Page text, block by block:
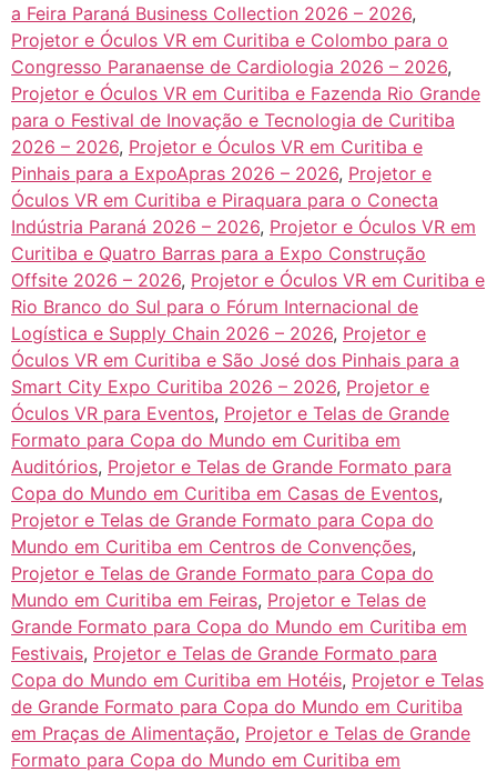
a Feira Paraná Business Collection 2026 – 2026,
Projetor e Óculos VR em Curitiba e Colombo para o
Congresso Paranaense de Cardiologia 2026 – 2026,
Projetor e Óculos VR em Curitiba e Fazenda Rio Grande
para o Festival de Inovação e Tecnologia de Curitiba
2026 – 2026, Projetor e Óculos VR em Curitiba e
Pinhais para a ExpoApras 2026 – 2026, Projetor e
Óculos VR em Curitiba e Piraquara para o Conecta
Indústria Paraná 2026 – 2026, Projetor e Óculos VR em
Curitiba e Quatro Barras para a Expo Construção
Offsite 2026 – 2026, Projetor e Óculos VR em Curitiba e
Rio Branco do Sul para o Fórum Internacional de
Logística e Supply Chain 2026 – 2026, Projetor e
Óculos VR em Curitiba e São José dos Pinhais para a
Smart City Expo Curitiba 2026 – 2026, Projetor e
Óculos VR para Eventos, Projetor e Telas de Grande
Formato para Copa do Mundo em Curitiba em
Auditórios, Projetor e Telas de Grande Formato para
Copa do Mundo em Curitiba em Casas de Eventos,
Projetor e Telas de Grande Formato para Copa do
Mundo em Curitiba em Centros de Convenções,
Projetor e Telas de Grande Formato para Copa do
Mundo em Curitiba em Feiras, Projetor e Telas de
Grande Formato para Copa do Mundo em Curitiba em
Festivais, Projetor e Telas de Grande Formato para
Copa do Mundo em Curitiba em Hotéis, Projetor e Telas
de Grande Formato para Copa do Mundo em Curitiba
em Praças de Alimentação, Projetor e Telas de Grande
Formato para Copa do Mundo em Curitiba em